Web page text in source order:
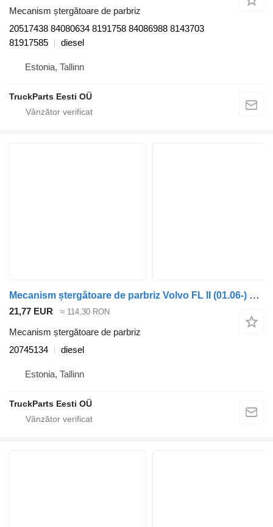
Mecanism ștergătoare de parbriz
20517438 84080634 8191758 84086988 8143703
81917585
diesel
Estonia, Tallinn
TruckParts Eesti OÜ
Mecanism ștergătoare de parbriz Volvo FL II (01.06-) 20745134 pentru cap tractor Volvo FL, FE (2005-2014)
21,77 EUR ≈ 114,30 RON
Mecanism ștergătoare de parbriz
20745134
diesel
Estonia, Tallinn
TruckParts Eesti OÜ